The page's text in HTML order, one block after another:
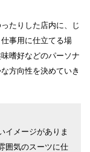
たりした店内に、じ
事用に仕立てる場
嗜好などのパーソナ
方向性を決めていき
イメージがありま
囲気のスーツに仕